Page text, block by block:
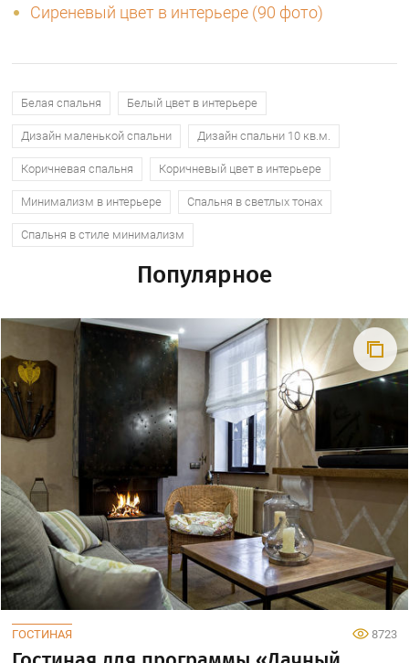
Сиреневый цвет в интерьере (90 фото)
Белая спальня Белый цвет в интерьере
Дизайн маленькой спальни Дизайн спальни 10 кв.м.
Коричневая спальня Коричневый цвет в интерьере
Минимализм в интерьере Спальня в светлых тонах
Спальня в стиле минимализм
Популярное
ГОСТИНАЯ 8723